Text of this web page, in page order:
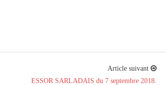
Article suivant
ESSOR SARLADAIS du 7 septembre 2018.